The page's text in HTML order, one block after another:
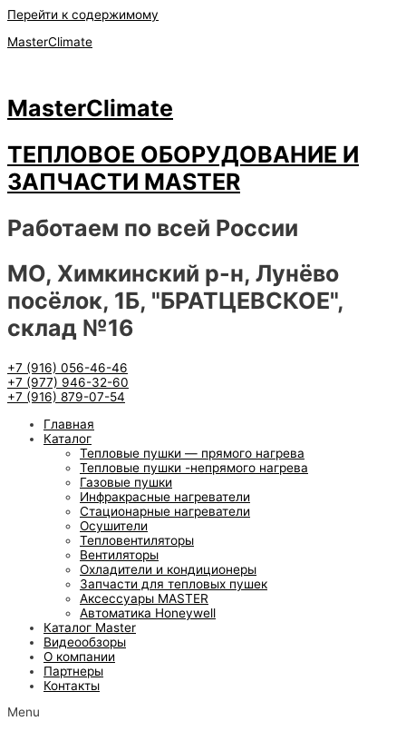
Перейти к содержимому
MasterClimate
MasterClimate
ТЕПЛОВОЕ ОБОРУДОВАНИЕ И
ЗАПЧАСТИ MASTER
Работаем по всей России
МО, Химкинский р-н, Лунёво
посёлок, 1Б, "БРАТЦЕВСКОЕ",
склад №16
+7 (916) 056-46-46
+7 (977) 946-32-60
+7 (916) 879-07-54
Главная
Каталог
Тепловые пушки — прямого нагрева
Тепловые пушки -непрямого нагрева
Газовые пушки
Инфракрасные нагреватели
Стационарные нагреватели
Осушители
Тепловентиляторы
Вентиляторы
Охладители и кондиционеры
Запчасти для тепловых пушек
Аксессуары MASTER
Автоматика Honeywell
Каталог Master
Видеообзоры
О компании
Партнеры
Контакты
Menu